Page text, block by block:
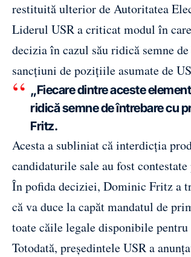
restituită ulterior de Autoritatea
Liderul USR a criticat modul în
decizia în cazul său ridică semne
sancțiuni de pozițiile asumate de
„Fiecare dintre aceste
ridică semne de întrebare cu
Fritz.
Acesta a subliniat că interdicția
candidaturile sale au fost
În pofida deciziei, Dominic Fritz a
că va duce la capăt mandatul de
toate căile legale disponibile
Totodată, președintele USR a